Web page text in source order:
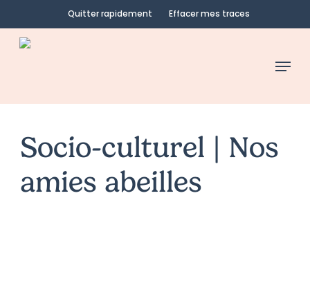
to
main
Quitter rapidement Effacer mes traces
Menu
Socio-culturel | Nos
amies abeilles